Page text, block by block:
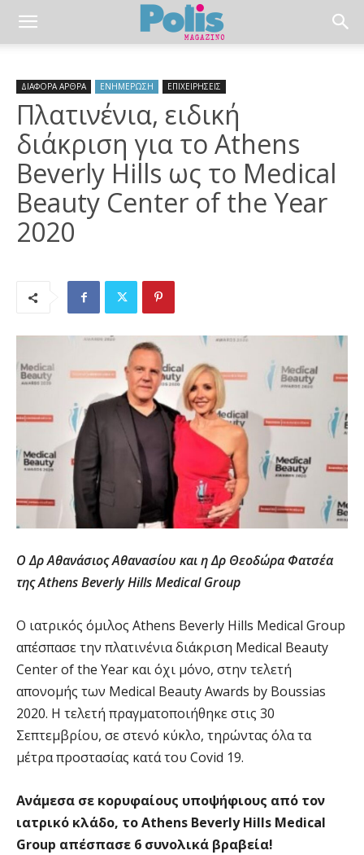
ΔΙΑΦΟΡΑ ΑΡΘΡΑ ΕΝΗΜΕΡΩΣΗ ΕΠΙΧΕΙΡΗΣΕΙΣ
Πλατινένια, ειδική
διάκριση για το Athens
Beverly Hills ως το Medical
Beauty Center of the Year
2020
Ο Δρ Αθανάσιος Αθανασίου και η Δρ Θεοδώρα Φατσέα
της Athens Beverly Hills Medical Group
Ο ιατρικός όμιλος Athens Beverly Hills Medical Group
απέσπασε την πλατινένια διάκριση Medical Beauty
Center of the Year και όχι μόνο, στην τελετή
απονομής των Medical Beauty Awards by Boussias
2020. Η τελετή πραγματοποιήθηκε στις 30
Σεπτεμβρίου, σε στενό κύκλο, τηρώντας όλα τα
μέτρα προστασίας κατά του Covid 19.
Ανάμεσα σε κορυφαίους υποψήφιους από τον
ιατρικό κλάδο, το Athens Beverly Hills Medical
Group απέσπασε 6 συνολικά βραβεία!